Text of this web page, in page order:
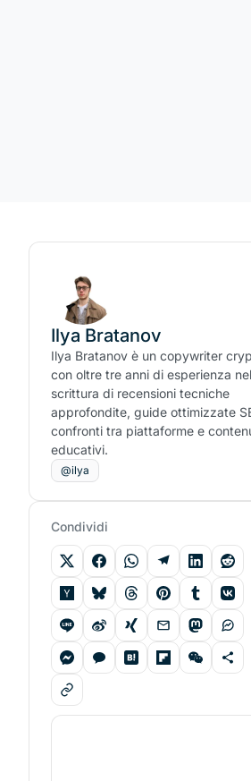
Ilya Bratanov
Ilya Bratanov è un copywriter
con oltre tre anni di esperienza
scrittura di recensioni tecniche
approfondite, guide ottimizzate
confronti tra piattaforme e
educativi.
@ilya
Condividi